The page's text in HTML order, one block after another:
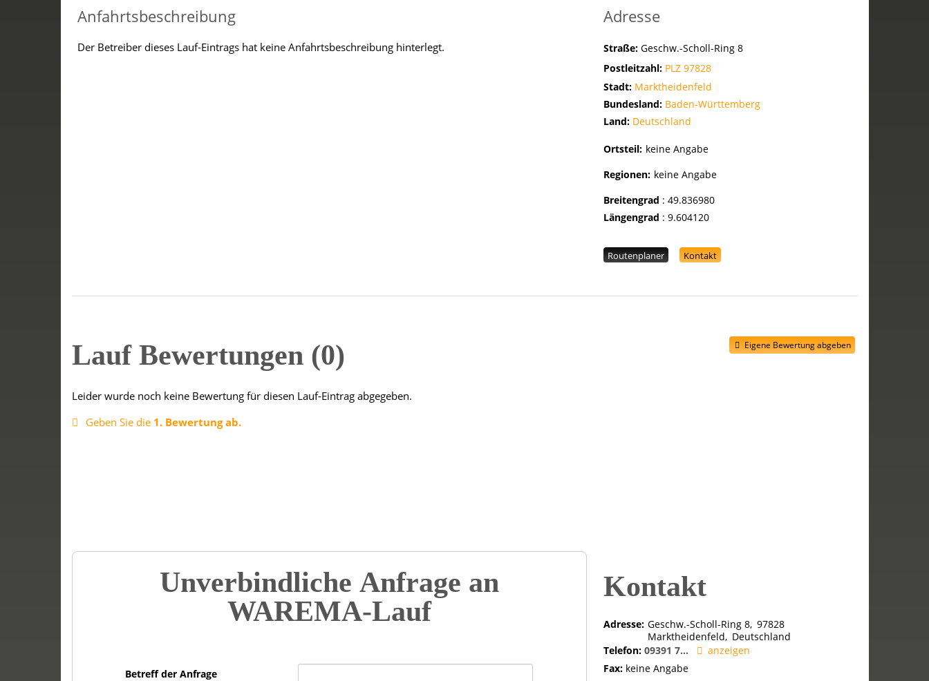
Anfahrtsbeschreibung
Der Betreiber dieses Lauf-Eintrags hat keine Anfahrtsbeschreibung hinterlegt.
Adresse
Straße:Geschw.-Scholl-Ring 8
Postleitzahl: PLZ 97828
Stadt: Marktheidenfeld
Bundesland: Baden-Württemberg
Land: Deutschland
Ortsteil: keine Angabe
Regionen: keine Angabe
Breitengrad :49.836980
Längengrad :9.604120
Routenplaner Kontakt
Lauf Bewertungen 0 Eigene Bewertung abgeben
Leider wurde noch keine Bewertung für diesen Lauf-Eintrag abgegeben.
Geben Sie die 1. Bewertung ab.
Unverbindliche Anfrage an
WAREMA-Lauf
Betreff der Anfrage
Kontakt
Adresse: Geschw.-Scholl-Ring 8 97828
Marktheidenfeld Deutschland
Telefon: 09391 7...
anzeigen
Fax: keine Angabe